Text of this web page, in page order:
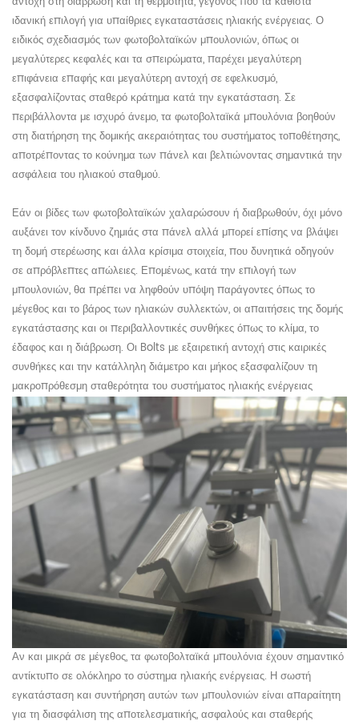
ιδανική επιλογή για υπαίθριες εγκαταστάσεις ηλιακής ενέργειας. Ο
ειδικός σχεδιασμός των φωτοβολταϊκών μπουλονιών, όπως οι
μεγαλύτερες κεφαλές και τα σπειρώματα, παρέχει μεγαλύτερη
επιφάνεια επαφής και μεγαλύτερη αντοχή σε εφελκυσμό,
εξασφαλίζοντας σταθερό κράτημα κατά την εγκατάσταση. Σε
περιβάλλοντα με ισχυρό άνεμο, τα φωτοβολταϊκά μπουλόνια βοηθούν
στη διατήρηση της δομικής ακεραιότητας του συστήματος τοποθέτησης,
αποτρέποντας το κούνημα των πάνελ και βελτιώνοντας σημαντικά την
ασφάλεια του ηλιακού σταθμού.
Εάν οι βίδες των φωτοβολταϊκών χαλαρώσουν ή διαβρωθούν, όχι μόνο
αυξάνει τον κίνδυνο ζημιάς στα πάνελ αλλά μπορεί επίσης να βλάψει
τη δομή στερέωσης καιάλλα κρίσιμα στοιχεία, που δυνητικά οδηγούν
σε απρόβλεπτες απώλειες. Επομένως, κατά την επιλογή των
μπουλονιών, θα πρέπει να ληφθούν υπόψη παράγοντες όπως το
μέγεθος και το βάρος των ηλιακών συλλεκτών, οι απαιτήσεις της δομής
εγκατάστασης και οι περιβαλλοντικές συνθήκες όπως το κλίμα, το
έδαφος και η διάβρωση. Οι Bolts με εξαιρετική αντοχή στις καιρικές
συνθήκες και την κατάλληλη διάμετρο και μήκος εξασφαλίζουν τη
μακροπρόθεσμη σταθερότητα του συστήματοςηλιακής ενέργειας
Αν και μικρά σε μέγεθος, τα φωτοβολταϊκά μπουλόνια έχουν σημαντικό
αντίκτυπο σε ολόκληρο το σύστημα ηλιακής ενέργειας. Η σωστή
εγκατάσταση και συντήρηση αυτών των μπουλονιών είναι απαραίτητη
για τη διασφάλιση της αποτελεσματικής, ασφαλούς και σταθερής